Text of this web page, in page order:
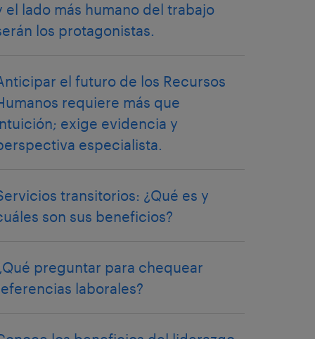
el lado más humano del trabajo
los protagonistas.
el futuro de los Recursos
requiere más que
exige evidencia y
especialista.
transitorios: ¿Qué es y
son sus beneficios?
preguntar para chequear
laborales?